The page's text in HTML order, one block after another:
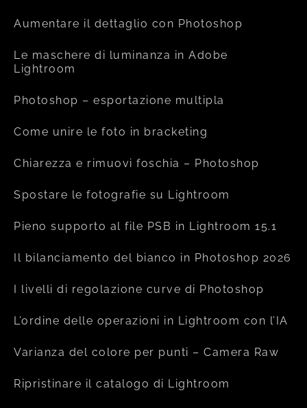
Aumentare il dettaglio con Photoshop
Le maschere di luminanza in Adobe
Lightroom
Photoshop – esportazione multipla
Come unire le foto in bracketing
Chiarezza e rimuovi foschia – Photoshop
Spostare le fotografie su Lightroom
Pieno supporto al file PSB in Lightroom 15.1
Il bilanciamento del bianco in Photoshop 2026
I livelli di regolazione curve di Photoshop
L’ordine delle operazioni in Lightroom con l’IA
Varianza del colore per punti – Camera Raw
Ripristinare il catalogo di Lightroom